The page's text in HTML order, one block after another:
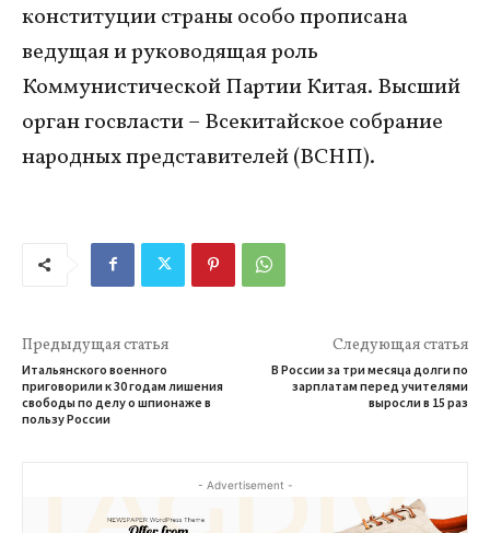
конституции страны особо прописана
ведущая и руководящая роль
Коммунистической Партии Китая. Высший
орган госвласти – Всекитайское собрание
народных представителей (ВСНП).
Предыдущая статья
Итальянского военного
приговорили к 30 годам лишения
свободы по делу о шпионаже в
пользу России
Следующая статья
В России за три месяца долги по
зарплатам перед учителями
выросли в 15 раз
- Advertisement -